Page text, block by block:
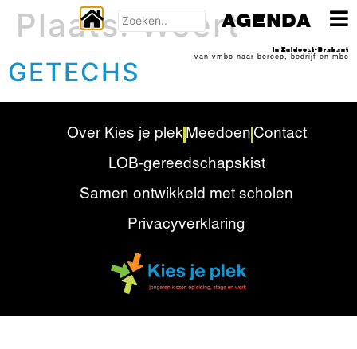
Plaats:Weert
GETECHS
Over Kies je plek Meedoen Contact
LOB-gereedschapskist
Samen ontwikkeld met scholen
Privacyverklaring
AGENDA
In Zuidoost-Brabant
van vmbo naar beroep, bedrijf en mbo